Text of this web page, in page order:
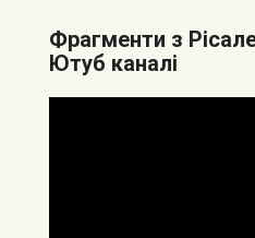
Фрагменти з
Ютуб каналі